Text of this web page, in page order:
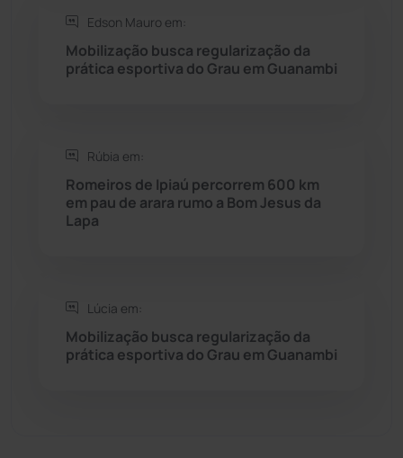
Saúde
Seabra (50)
Sítio do Mato
Sudoeste Baiano (1530)
Tanque Novo
Tecnologia (12)
Edson Mauro em:
Mobilização busca regularização da
prática esportiva do Grau em Guanambi
Rúbia em:
Romeiros de Ipiaú percorrem 600 km
em pau de arara rumo a Bom Jesus da
Lapa
Lúcia em:
Mobilização busca regularização da
prática esportiva do Grau em Guanambi